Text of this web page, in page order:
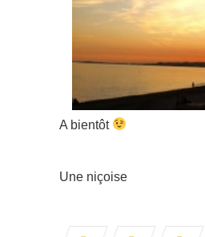
A bientôt
Une niçoise